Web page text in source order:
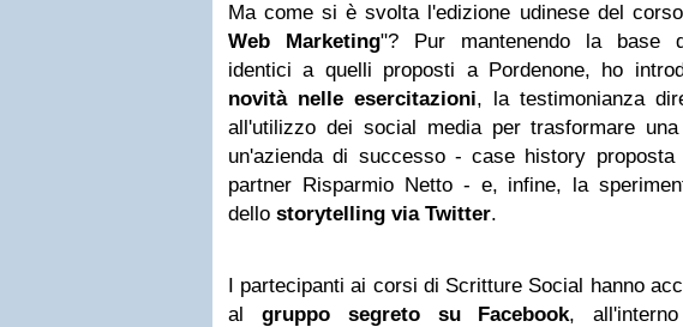
Ma come si è svolta l'edizione udinese del
Web Marketing"? Pur mantenendo la base
identici a quelli proposti a Pordenone, ho
novità nelle esercitazioni, la testimonianza
all'utilizzo dei social media per trasformare
un'azienda di successo - case history proposta
partner Risparmio Netto - e, infine, la
dello storytelling via Twitter.
I partecipanti ai corsi di Scritture Social hanno
al gruppo segreto su Facebook,